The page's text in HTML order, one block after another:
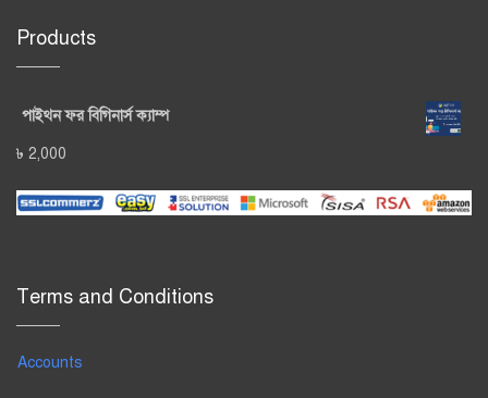
Products
পাইথন ফর বিগিনার্স ক্যাম্প
৳ 2,000
Terms and Conditions
Accounts